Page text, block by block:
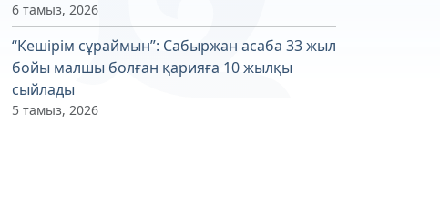
6 тамыз, 2026
“Кешірім сұраймын”: Сабыржан асаба 33 жыл
бойы малшы болған қарияға 10 жылқы
сыйлады
5 тамыз, 2026